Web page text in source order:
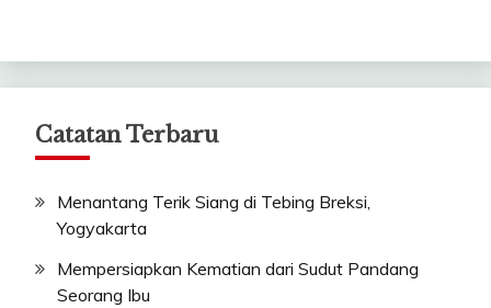
Catatan Terbaru
Menantang Terik Siang di Tebing Breksi,
Yogyakarta
Mempersiapkan Kematian dari Sudut Pandang
Seorang Ibu